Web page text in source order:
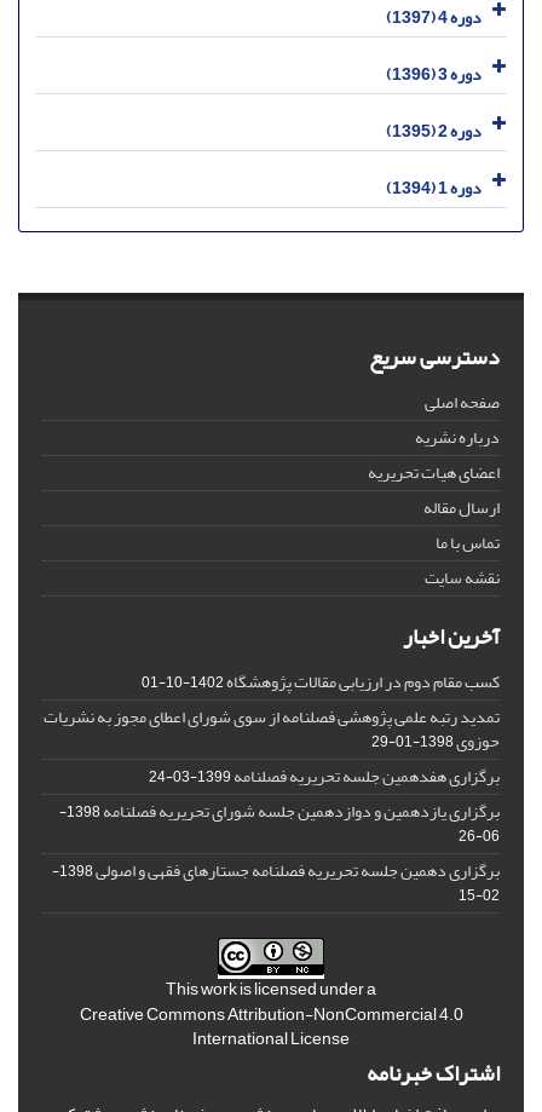
دوره 4 (1397)
دوره 3 (1396)
دوره 2 (1395)
دوره 1 (1394)
دسترسی سریع
صفحه اصلی
درباره نشریه
اعضای هیات تحریریه
ارسال مقاله
تماس با ما
نقشه سایت
آخرین اخبار
کسب مقام دوم در ارزیابی مقالات پژوهشگاه1402-10-01
تمدید رتبه علمی پژوهشی فصلنامه از سوی شورای اعطای مجوز به نشریات
حوزوی1398-01-29
برگزاری هفدهمین جلسه تحریریه فصلنامه1399-03-24
برگزاری یازدهمین و دوازدهمین جلسه شورای تحریریه فصلنامه
1398-
06-26
برگزاری دهمین جلسه تحریریه فصلنامه جستارهای فقهی و اصولی
1398-
02-15
This work is licensed under a
Creative Commons Attribution-NonCommercial 4.0
International License
اشتراک خبرنامه